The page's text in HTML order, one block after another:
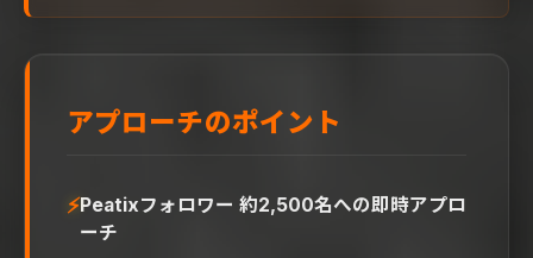
アプローチのポイント
⚡Peatixフォロワー 約2,500名への即時アプロ
ーチ